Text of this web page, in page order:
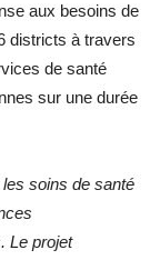
aux besoins de
districts à travers
de santé
sur une durée
soins de santé
Le projet